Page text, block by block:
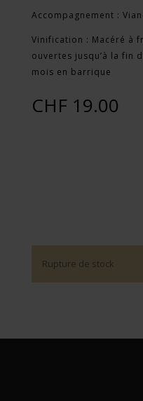
Accompagnement :
Vinification : Macéré à
ouvertes jusqu’à la fin
mois en barrique
CHF19.00
Rupture de stock